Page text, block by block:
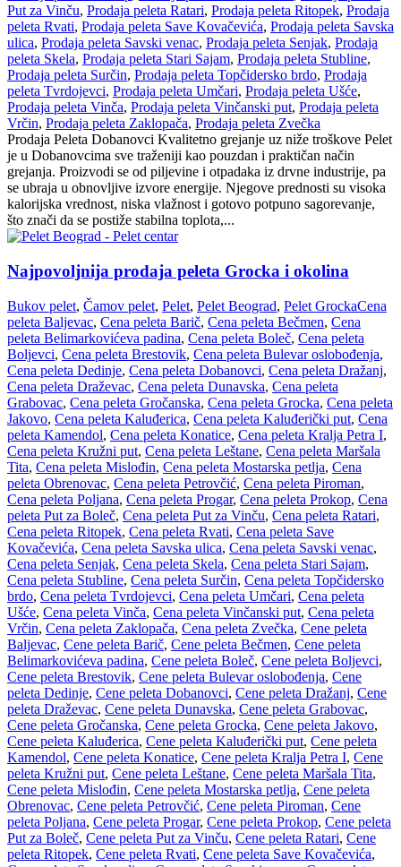
Put za Vinču, Prodaja peleta Ratari, Prodaja peleta Ritopek, Prodaja
peleta Rvati, Prodaja peleta Save Kovačevića, Prodaja peleta Savska
ulica, Prodaja peleta Savski venac, Prodaja peleta Senjak, Prodaja
peleta Skela, Prodaja peleta Stari Sajam, Prodaja peleta Stubline,
Prodaja peleta Surčin, Prodaja peleta Topčidersko brdo, Prodaja
peleta Tvrdojevci, Prodaja peleta Umčari, Prodaja peleta Ušće,
Prodaja peleta Vinča, Prodaja peleta Vinčanski put, Prodaja peleta
Vrčin, Prodaja peleta Zaklopača, Prodaja peleta Zvečka
Prodaja Peleta Dobanovci Kvalitetno grejanje uz niže troškove Pelet
je u Dobanovcima sve traženiji kao pouzdan i praktičan način
grejanja. Proizvodi se od piljevine i otpadaka iz drvne industrije, pa
se ubraja u obnovljive izvore energije. Njegove prednosti su visoka
kalorijska vrednost, niska vlažnost i gotovo potpuno sagorevanje,
što znači da se postiže stabilna toplota,...
Najpovoljnija prodaja peleta Grocka i okolina
Bukov pelet, Čamov pelet, Pelet, Pelet Beograd, Pelet GrockaCena
peleta Baljevac, Cena peleta Barič, Cena peleta Bečmen, Cena
peleta Belimarkovićeva padina, Cena peleta Boleč, Cena peleta
Boljevci, Cena peleta Brestovik, Cena peleta Bulevar oslobođenja,
Cena peleta Dedinje, Cena peleta Dobanovci, Cena peleta Dražanj,
Cena peleta Draževac, Cena peleta Dunavska, Cena peleta
Grabovac, Cena peleta Gročanska, Cena peleta Grocka, Cena peleta
Jakovo, Cena peleta Kaluđerica, Cena peleta Kaluđerički put, Cena
peleta Kamendol, Cena peleta Konatice, Cena peleta Kralja Petra I,
Cena peleta Kružni put, Cena peleta Leštane, Cena peleta Maršala
Tita, Cena peleta Mislođin, Cena peleta Mostarska petlja, Cena
peleta Obrenovac, Cena peleta Petrovčić, Cena peleta Piroman,
Cena peleta Poljana, Cena peleta Progar, Cena peleta Prokop, Cena
peleta Put za Boleč, Cena peleta Put za Vinču, Cena peleta Ratari,
Cena peleta Ritopek, Cena peleta Rvati, Cena peleta Save
Kovačevića, Cena peleta Savska ulica, Cena peleta Savski venac,
Cena peleta Senjak, Cena peleta Skela, Cena peleta Stari Sajam,
Cena peleta Stubline, Cena peleta Surčin, Cena peleta Topčidersko
brdo, Cena peleta Tvrdojevci, Cena peleta Umčari, Cena peleta
Ušće, Cena peleta Vinča, Cena peleta Vinčanski put, Cena peleta
Vrčin, Cena peleta Zaklopača, Cena peleta Zvečka, Cene peleta
Baljevac, Cene peleta Barič, Cene peleta Bečmen, Cene peleta
Belimarkovićeva padina, Cene peleta Boleč, Cene peleta Boljevci,
Cene peleta Brestovik, Cene peleta Bulevar oslobođenja, Cene
peleta Dedinje, Cene peleta Dobanovci, Cene peleta Dražanj, Cene
peleta Draževac, Cene peleta Dunavska, Cene peleta Grabovac,
Cene peleta Gročanska, Cene peleta Grocka, Cene peleta Jakovo,
Cene peleta Kaluđerica, Cene peleta Kaluđerički put, Cene peleta
Kamendol, Cene peleta Konatice, Cene peleta Kralja Petra I, Cene
peleta Kružni put, Cene peleta Leštane, Cene peleta Maršala Tita,
Cene peleta Mislođin, Cene peleta Mostarska petlja, Cene peleta
Obrenovac, Cene peleta Petrovčić, Cene peleta Piroman, Cene
peleta Poljana, Cene peleta Progar, Cene peleta Prokop, Cene peleta
Put za Boleč, Cene peleta Put za Vinču, Cene peleta Ratari, Cene
peleta Ritopek, Cene peleta Rvati, Cene peleta Save Kovačevića,